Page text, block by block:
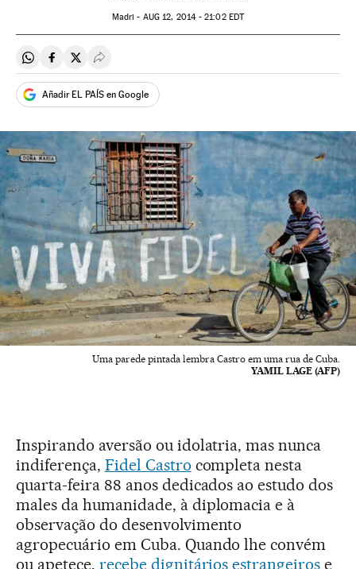
Madri - AUG 12, 2014 - 21:02EDT
Compartir en Whatsapp
Compartir en Facebook
Compartir en Twitter
Desplegar Redes Sociales
Añadir EL PAÍS en Google
Uma parede pintada lembra Castro em uma rua de Cuba.
YAMIL LAGE (AFP)
Inspirando aversão ou idolatria, mas nunca
indiferença, Fidel Castro completa nesta
quarta-feira 88 anos dedicados ao estudo dos
males da humanidade, à diplomacia e à
observação do desenvolvimento
agropecuário em Cuba. Quando lhe convém
ou apetece, recebe dignitários estrangeiros e